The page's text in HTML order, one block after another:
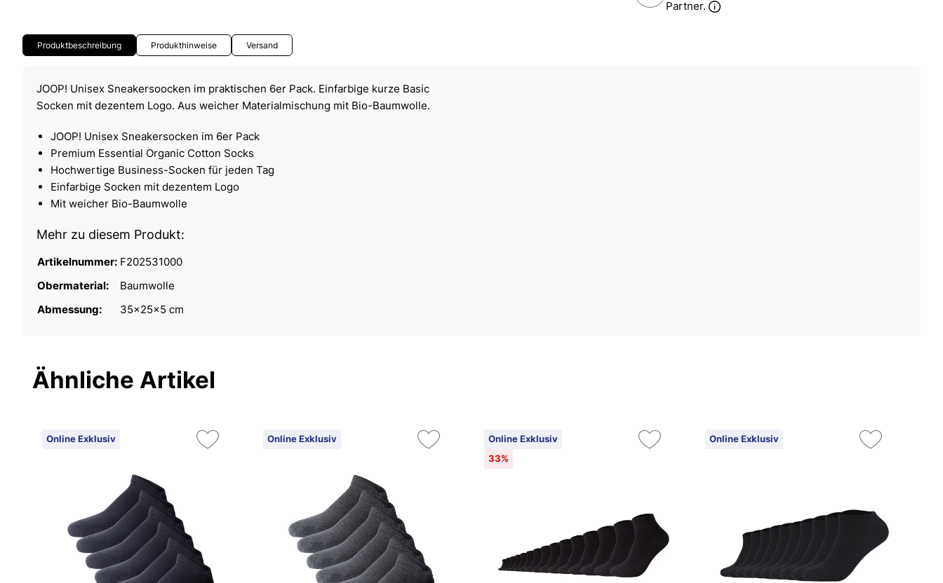
Partner.
Produktbeschreibung Produkthinweise Versand
JOOP! Unisex Sneakersoocken im praktischen 6er Pack. Einfarbige kurze Basic
Socken mit dezentem Logo. Aus weicher Materialmischung mit Bio-Baumwolle.
JOOP! Unisex Sneakersocken im 6er Pack
Premium Essential Organic Cotton Socks
Hochwertige Business-Socken für jeden Tag
Einfarbige Socken mit dezentem Logo
Mit weicher Bio-Baumwolle
Mehr zu diesem Produkt:
Artikelnummer: F202531000
Obermaterial:
Baumwolle
Abmessung:
35x25x5 cm
Ähnliche Artikel
Online Exklusiv Online Exklusiv
Online Exklusiv
33%
Online Exklusiv